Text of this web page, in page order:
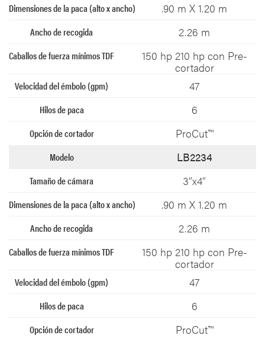
.90 m X 1.20 m
2.26 m
150 hp 210 hp con Pre-
cortador
47
6
ProCut™
LB2234
3”x4”
.90 m X 1.20 m
2.26 m
150 hp 210 hp con Pre-
cortador
47
6
ProCut™